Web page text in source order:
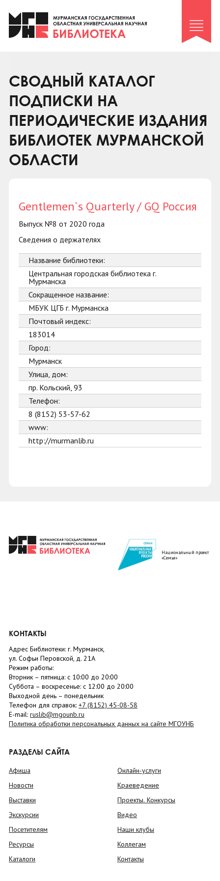
Клуб «Гиря и сельдерей»
Клуб «Семейный архив»
Коллегам
Контакты
СВОДНЫЙ КАТАЛОГ
ПОДПИСКИ НА
ПЕРИОДИЧЕСКИЕ ИЗДАНИЯ
БИБЛИОТЕК МУРМАНСКОЙ
ОБЛАСТИ
Gentlemen`s Quarterly / GQ Россия
Выпуск №8 от 2020 года
Сведения о держателях
Название библиотеки:
Центральная городская библиотека г.
Мурманска
Сокращенное название:
МБУК ЦГБ г. Мурманска
Почтовый индекс:
183014
Город:
Мурманск
Улица, дом:
пр. Кольский, 93
Телефон:
8 (8152) 53-57-62
www:
http://murmanlib.ru
Национальный проект
«Семья»
КОНТАКТЫ
Адрес Библиотеки: г. Мурманск,
ул. Софьи Перовской, д. 21А
Режим работы:
Вторник – пятница: с 10:00 до 20:00
Суббота – воскресенье: c 12:00 до 20:00
Выходной день – понедельник
Телефон для справок: +7 (8152) 45-08-58
E-mail: ruslib@mgounb.ru
Политика обработки персональных данных на сайте МГОУНБ
РАЗДЕЛЫ САЙТА
Афиша
Новости
Выставки
Экскурсии
Посетителям
Ресурсы
Каталоги
Онлайн-услуги
Краеведение
Проекты. Конкурсы
Видео
Наши клубы
Коллегам
Контакты